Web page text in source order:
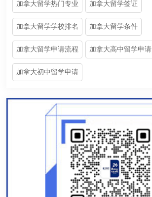
加拿大留学热门专业 加拿大留学签证
加拿大留学学校排名 加拿大留学条件
加拿大留学申请流程 加拿大高中留学申请
加拿大初中留学申请